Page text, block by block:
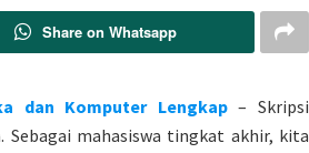
Share on Whatsapp
dan Komputer Lengkap– Skripsi
Sebagai mahasiswa tingkat akhir, kita